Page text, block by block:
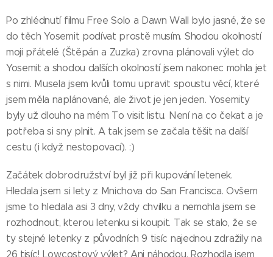
Po zhlédnutí filmu Free Solo a Dawn Wall bylo jasné, že se
do těch Yosemit podívat prostě musím. Shodou okolností
moji přátelé (Štěpán a Zuzka) zrovna plánovali výlet do
Yosemit a shodou dalších okolností jsem nakonec mohla jet
s nimi. Musela jsem kvůli tomu upravit spoustu věcí, které
jsem měla naplánované, ale život je jen jeden. Yosemity
byly už dlouho na mém To visit listu. Není na co čekat a je
potřeba si sny plnit. A tak jsem se začala těšit na další
cestu (i když nestopovací). :)
Začátek dobrodružství byl již při kupování letenek.
Hledala jsem si lety z Mnichova do San Francisca. Ovšem
jsme to hledala asi 3 dny, vždy chvilku a nemohla jsem se
rozhodnout, kterou letenku si koupit. Tak se stalo, že se
ty stejné letenky z původních 9 tisíc najednou zdražily na
26 tisíc! Lowcostový výlet? Ani náhodou. Rozhodla jsem